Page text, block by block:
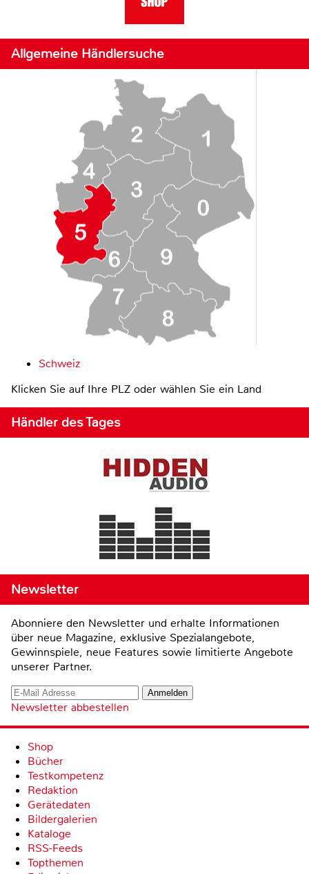
Allgemeine Händlersuche
Schweiz
Klicken Sie auf Ihre PLZ oder wählen Sie ein Land
Händler des Tages
Newsletter
Abonniere den Newsletter und erhalte Informationen
über neue Magazine, exklusive Spezialangebote,
Gewinnspiele, neue Features sowie limitierte Angebote
unserer Partner.
Newsletter abbestellen
Shop
Bücher
Testkompetenz
Redaktion
Gerätedaten
Bildergalerien
Kataloge
RSS-Feeds
Topthemen